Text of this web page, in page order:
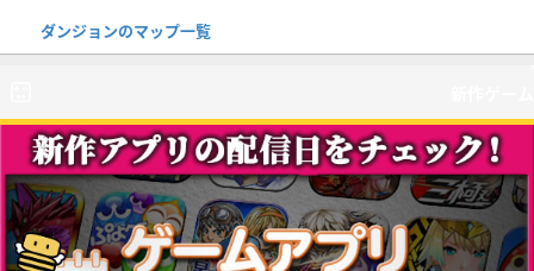
ダンジョンのマップ一覧